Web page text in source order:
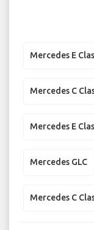
Mercedes E
Mercedes C
Mercedes E
Mercedes GLC
Mercedes C